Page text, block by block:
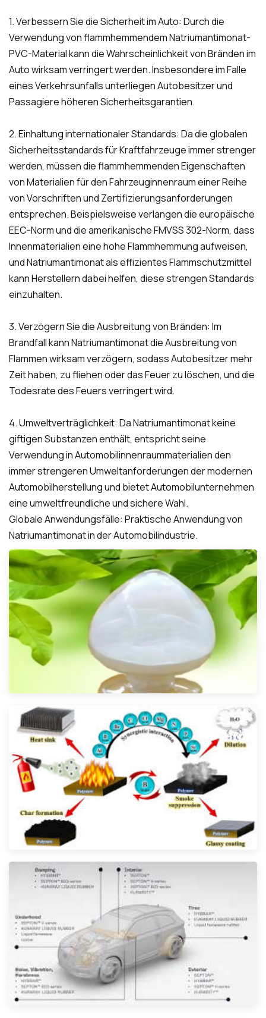
1. Verbessern Sie die Sicherheit im Auto: Durch die
Verwendung von flammhemmendem Natriumantimonat-
PVC-Material kann die Wahrscheinlichkeit von Bränden im
Auto wirksam verringert werden. Insbesondere im Falle
eines Verkehrsunfalls unterliegen Autobesitzer und
Passagiere höheren Sicherheitsgarantien.
2. Einhaltung internationaler Standards: Da die globalen
Sicherheitsstandards für Kraftfahrzeuge immer strenger
werden, müssen die flammhemmenden Eigenschaften
von Materialien für den Fahrzeuginnenraum einer Reihe
von Vorschriften und Zertifizierungsanforderungen
entsprechen. Beispielsweise verlangen die europäische
EEC-Norm und die amerikanische FMVSS 302-Norm, dass
Innenmaterialien eine hohe Flammhemmung aufweisen,
und Natriumantimonat als effizientes Flammschutzmittel
kann Herstellern dabei helfen, diese strengen Standards
einzuhalten.
3. Verzögern Sie die Ausbreitung von Bränden: Im
Brandfall kann Natriumantimonat die Ausbreitung von
Flammen wirksam verzögern, sodass Autobesitzer mehr
Zeit haben, zu fliehen oder das Feuer zu löschen, und die
Todesrate des Feuers verringert wird.
4. Umweltverträglichkeit: Da Natriumantimonat keine
giftigen Substanzen enthält, entspricht seine
Verwendung in Automobilinnenraummaterialien den
immer strengeren Umweltanforderungen der modernen
Automobilherstellung und bietet Automobilunternehmen
eine umweltfreundliche und sichere Wahl.
Globale Anwendungsfälle: Praktische Anwendung von
Natriumantimonat in der Automobilindustrie.